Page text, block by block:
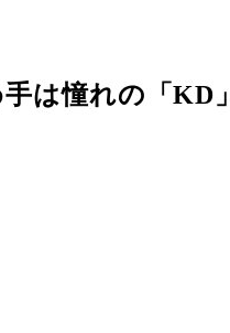
は憧れの「KD」